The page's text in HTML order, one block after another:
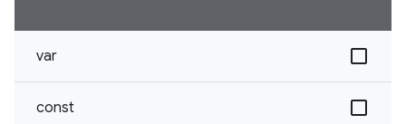
var
const